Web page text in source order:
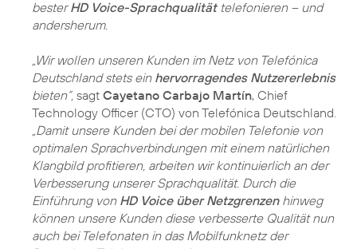
besterHD Voice-Sprachqualitättelefonieren – und
andersherum.
„Wir wollen unseren Kunden im Netz von Telefónica
Deutschland stets ein hervorragendes Nutzererlebnis
bieten“, sagt Cayetano Carbajo Martín, Chief
Technology Officer (CTO) von Telefónica Deutschland.
„Damit unsere Kunden bei der mobilen Telefonie von
optimalen Sprachverbindungen mit einem natürlichen
Klangbild profitieren, arbeiten wir kontinuierlich an der
Verbesserung unserer Sprachqualität. Durch die
Einführung von HD Voice über Netzgrenzenhinweg
können unsere Kunden diese verbesserte Qualität nun
auch bei Telefonaten in das Mobilfunknetz der